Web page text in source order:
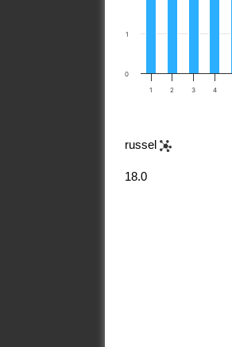
1 2 3 4
0
1
russel
18.0